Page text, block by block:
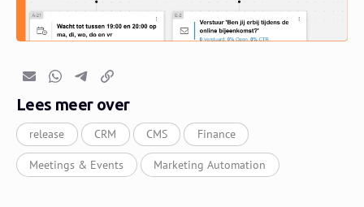
E-mailWhatsapp
TelegramKopieer link
Lees meer over
release CRM CMS Finance
Meetings & Events Marketing Automation